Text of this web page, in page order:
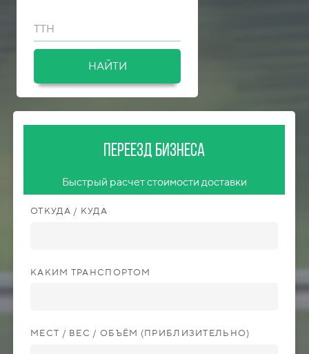
ТТН
НАЙТИ
Переезд бизнеса
Быстрый расчет стоимости доставки
ОТКУДА / КУДА
КАКИМ ТРАНСПОРТОМ
МЕСТ / ВЕС / ОБЪЁМ (ПРИБЛИЗИТЕЛЬНО)